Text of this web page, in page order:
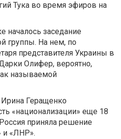
Тука во время эфиров на
началось заседание
группы. На нем, по
представителя Украины в
Олифер, вероятно,
называемой
Геращенко
«национализации» еще 18
приняла решение
и «ЛНР».